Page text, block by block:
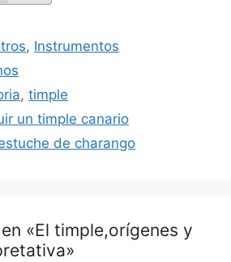
, Instrumentos
,timple
un timple canario
de charango
«El timple,orígenes y